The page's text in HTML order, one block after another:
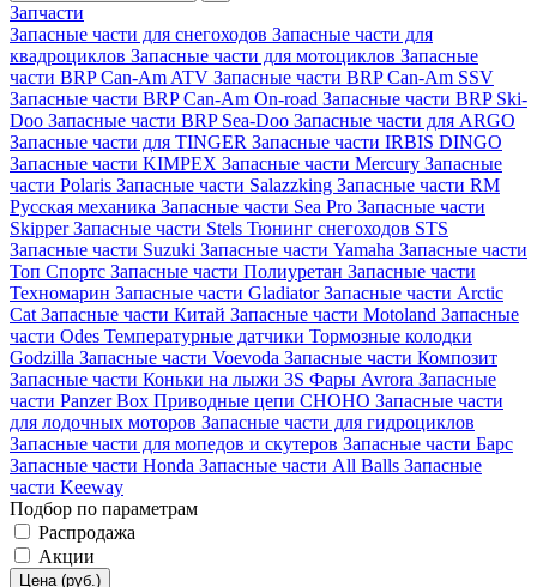
Запчасти
Запасные части для снегоходов Запасные части для
квадроциклов Запасные части для мотоциклов Запасные
части BRP Can-Am ATV Запасные части BRP Can-Am SSV
Запасные части BRP Can-Am On-road Запасные части BRP Ski-
Doo Запасные части BRP Sea-Doo Запасные части для ARGO
Запасные части для TINGER Запасные части IRBIS DINGO
Запасные части KIMPEX Запасные части Mercury Запасные
части Polaris Запасные части Salazzking Запасные части RM
Русская механика Запасные части Sea Pro Запасные части
SkipperЗапасные части Stels Тюнинг снегоходов STS
Запасные части Suzuki Запасные части Yamaha Запасные части
Топ Спортс Запасные части Полиуретан Запасные части
Техномарин Запасные части GladiatorЗапасные части Arctic
Cat Запасные части Китай Запасные части Motoland Запасные
части Odes Температурные датчики Тормозные колодки
Godzilla Запасные части Voevoda Запасные части Композит
Запасные части Коньки на лыжи 3S Фары Avrora Запасные
части Panzer Box Приводные цепи CHOHO Запасные части
для лодочных моторов Запасные части для гидроциклов
Запасные части для мопедов и скутеров Запасные части Барс
Запасные части Honda Запасные части All Balls Запасные
части Keeway
Подбор по параметрам
Распродажа
Акции
Цена (руб.)